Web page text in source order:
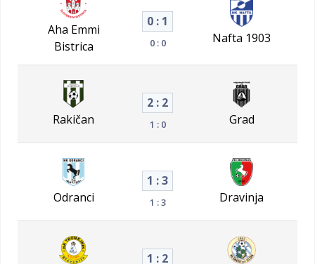
Aha Emmi
Bistrica
0 : 1
0 : 0 Nafta 1903
Rakičan
2 : 2
1 : 0 Grad
Odranci
1 : 3
1 : 3 Dravinja
1 : 2